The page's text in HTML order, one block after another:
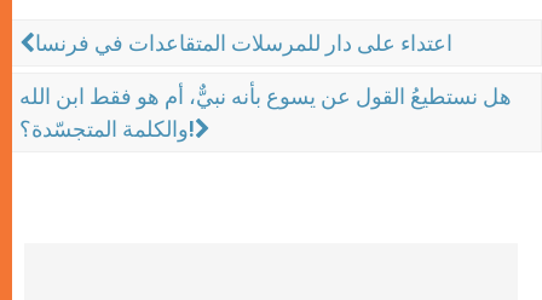
اعتداء على دار للمرسلات المتقاعدات في فرنسا
هل نستطيعُ القول عن يسوع بأنه نبيٌّ، أم هو فقط ابن الله
والكلمة المتجسّدة؟!